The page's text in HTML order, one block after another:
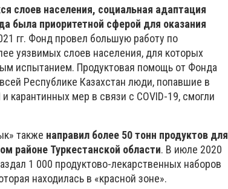
населения, социальная адаптация
была приоритетной сферой для оказания
гг. Фонд провел большую работу по
уязвимых слоев населения, для которых
испытанием. Продуктовая помощь от Фонда
Республике Казахстан люди, попавшие в
мер в связи с COVID-19, смогли
также направил более 50 тонн продуктов для
районе Туркестанской области. В июле 2020
1 000 продуктово-лекарственных наборов
находилась в «красной зоне».